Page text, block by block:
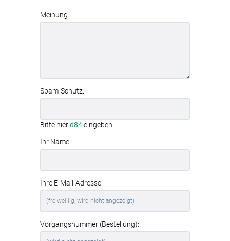
Meinung:
Spam-Schutz:
Bitte hierd84eingeben.
Ihr Name:
Ihre E-Mail-Adresse:
Vorgangsnummer (Bestellung):